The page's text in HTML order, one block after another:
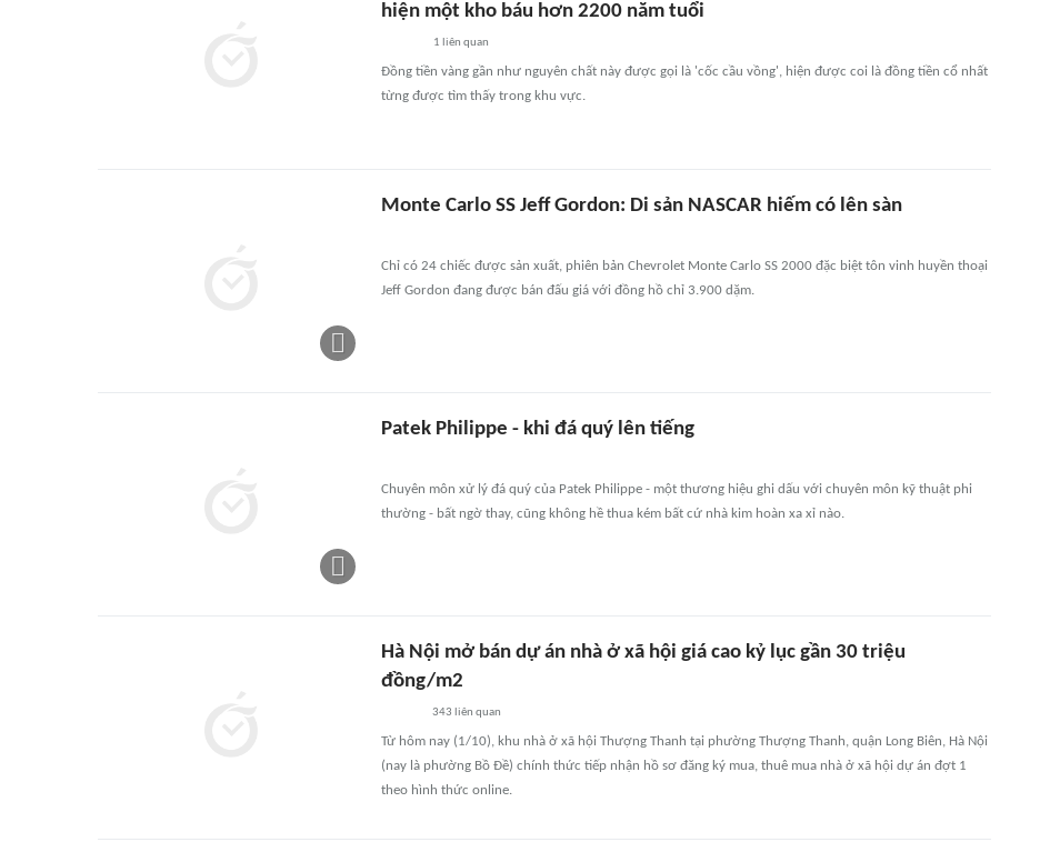
hiện một kho báu hơn 2200 năm tuổi
1 liên quan
Đồng tiền vàng gần như nguyên chất này được gọi là 'cốc cầu vồng', hiện được coi là đồng tiền cổ nhất
từng được tìm thấy trong khu vực.
Monte Carlo SS Jeff Gordon: Di sản NASCAR hiếm có lên sàn
Chỉ có 24 chiếc được sản xuất, phiên bản Chevrolet Monte Carlo SS 2000 đặc biệt tôn vinh huyền thoại
Jeff Gordon đang được bán đấu giá với đồng hồ chỉ 3.900 dặm.
Patek Philippe - khi đá quý lên tiếng
Chuyên môn xử lý đá quý của Patek Philippe - một thương hiệu ghi dấu với chuyên môn kỹ thuật phi
thường - bất ngờ thay, cũng không hề thua kém bất cứ nhà kim hoàn xa xỉ nào.
Hà Nội mở bán dự án nhà ở xã hội giá cao kỷ lục gần 30 triệu
đồng/m2
343 liên quan
Từ hôm nay (1/10), khu nhà ở xã hội Thượng Thanh tại phường Thượng Thanh, quận Long Biên, Hà Nội
(nay là phường Bồ Đề) chính thức tiếp nhận hồ sơ đăng ký mua, thuê mua nhà ở xã hội dự án đợt 1
theo hình thức online.